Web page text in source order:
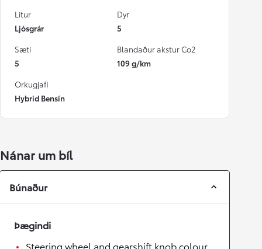
Litur
Ljósgrár
Dyr
5
Sæti
5
Blandaður akstur Co2
109 g/km
Orkugjafi
Hybrid Bensín
Nánar um bíl
Búnaður
Þægindi
Steering wheel and gearshift knob colour